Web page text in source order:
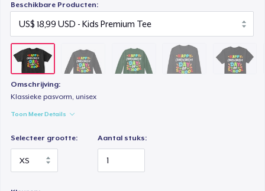
Beschikbare Producten:
Omschrijving:
Klassieke pasvorm, unisex
Toon Meer Details
Selecteer grootte: Aantal stuks: